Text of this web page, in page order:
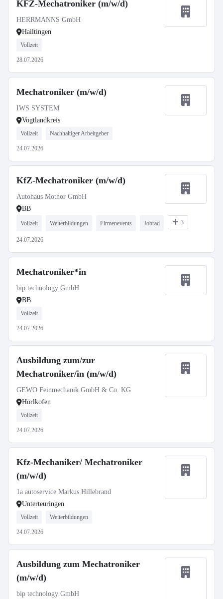
KFZ-Mechatroniker (m/w/d)
HERRMANNS GmbH
Hailtingen
Vollzeit
28.07.2026
Mechatroniker (m/w/d)
IWS SYSTEM
Vogtlandkreis
Vollzeit Nachhaltiger Arbeitgeber
24.07.2026
KfZ-Mechatroniker (m/w/d)
Autohaus Mothor GmbH
BB
Vollzeit Weiterbildungen Firmenevents Jobrad 3
24.07.2026
Mechatroniker*in
bip technology GmbH
BB
Vollzeit
24.07.2026
Ausbildung zum/zur
Mechatroniker/in (m/w/d)
GEWO Feinmechanik GmbH & Co. KG
Hörlkofen
Vollzeit
24.07.2026
Kfz-Mechaniker/ Mechatroniker
(m/w/d)
1a autoservice Markus Hillebrand
Unterteuringen
Vollzeit Weiterbildungen
24.07.2026
Ausbildung zum Mechatroniker
(m/w/d)
bip technology GmbH